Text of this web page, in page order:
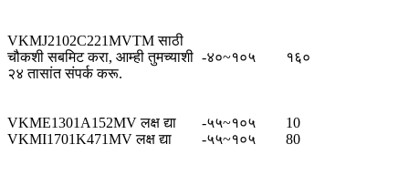
VKMJ2102C221MVTM साठी
चौकशी सबमिट करा, आम्ही तुमच्याशी
२४ तासांत संपर्क करू.
-४०~१०५ १६०
VKME1301A152MV लक्ष द्या -५५~१०५
10
VKMI1701K471MV लक्ष द्या
-५५~१०५ 80